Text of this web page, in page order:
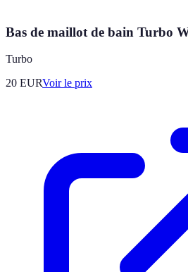
Bas de maillot de bain Turbo
Turbo
20 EURVoir le prix